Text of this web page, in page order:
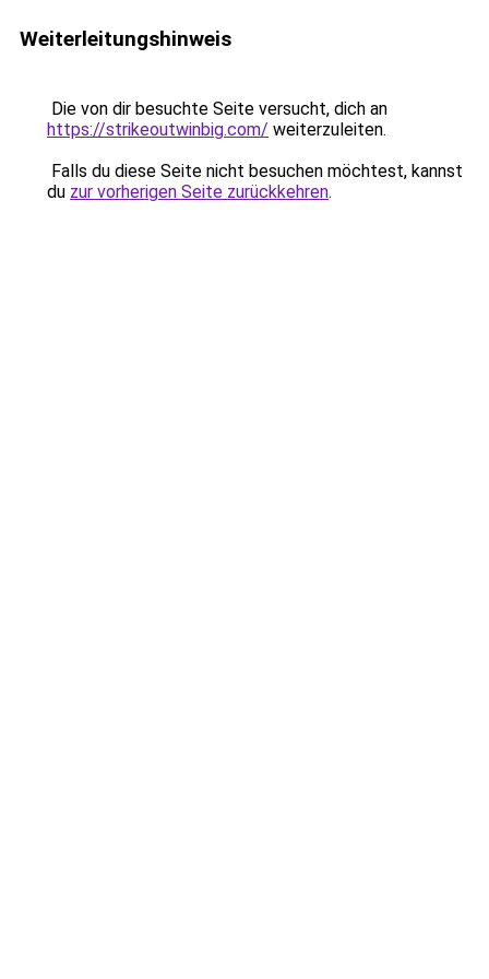
Weiterleitungshinweis
Die von dir besuchte Seite versucht, dich an
https://strikeoutwinbig.com/ weiterzuleiten.
Falls du diese Seite nicht besuchen möchtest, kannst
du zur vorherigen Seite zurückkehren.